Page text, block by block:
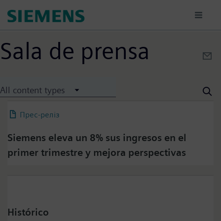
zum
Sala de prensa
All content types
Прес-реліз
Siemens eleva un 8% sus ingresos en el
primer trimestre y mejora perspectivas
Histórico